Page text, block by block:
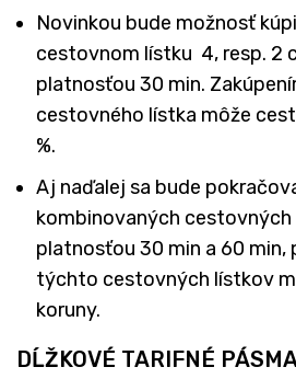
Novinkou bude možnosť
cestovnom lístku 4, resp. 2
platnosťou 30 min.
cestovného lístka môže
%.
Aj naďalej sa bude
kombinovaných cestovných
platnosťou 30 min a 60 min,
týchto cestovných lístkov
koruny.
DĹŽKOVÉ TARIFNÉ